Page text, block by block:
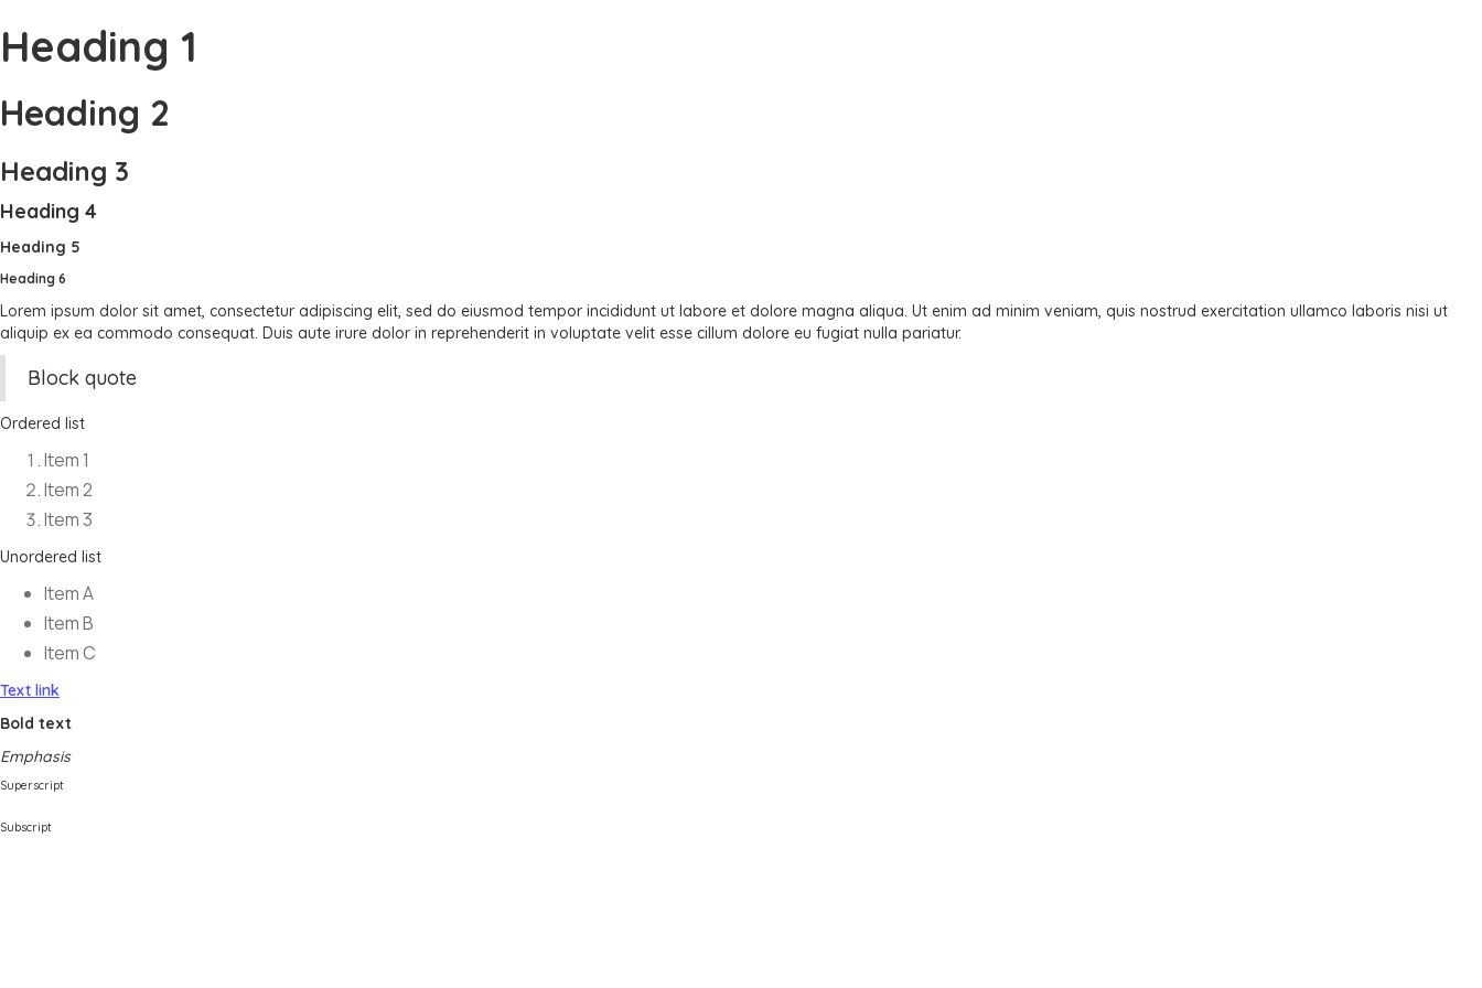
Heading 1
Heading 2
Heading 3
Heading 4
Heading 5
Heading 6
Lorem ipsum dolor sit amet, consectetur adipiscing elit, sed do eiusmod tempor incididunt ut labore et dolore magna aliqua. Ut enim ad minim veniam, quis nostrud exercitation ullamco laboris nisi ut
aliquip ex ea commodo consequat. Duis aute irure dolor in reprehenderit in voluptate velit esse cillum dolore eu fugiat nulla pariatur.
Block quote
Ordered list
Item 1
Item 2
Item 3
Unordered list
Item A
Item B
Item C
Text link
Bold text
Emphasis
Superscript
Subscript